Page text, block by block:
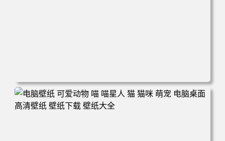
电脑壁纸 动漫 冬季 公交车 朱迪狐尼克 4K 电脑壁纸 3840x2
160 电脑桌面 高清壁纸 壁纸下载 壁纸大全